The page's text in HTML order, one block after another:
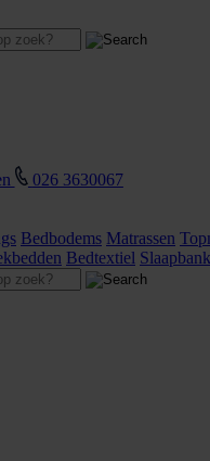
026 3630067
Bedbodems Matrassen
Bedtextiel